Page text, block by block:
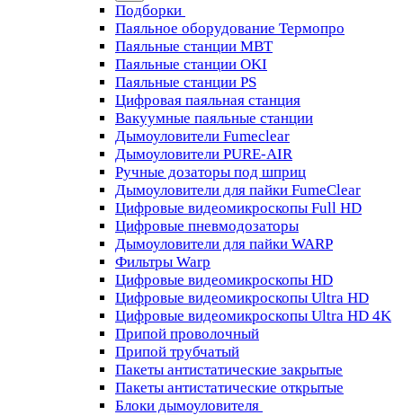
Подборки
Паяльное оборудование Термопро
Паяльные станции MBT
Паяльные станции OKI
Паяльные станции PS
Цифровая паяльная станция
Вакуумные паяльные станции
Дымоуловители Fumeclear
Дымоуловители PURE-AIR
Ручные дозаторы под шприц
Дымоуловители для пайки FumeClear
Цифровые видеомикроскопы Full HD
Цифровые пневмодозаторы
Дымоуловители для пайки WARP
Фильтры Warp
Цифровые видеомикроскопы HD
Цифровые видеомикроскопы Ultra HD
Цифровые видеомикроскопы Ultra HD 4K
Припой проволочный
Припой трубчатый
Пакеты антистатические закрытые
Пакеты антистатические открытые
Блоки дымоуловителя